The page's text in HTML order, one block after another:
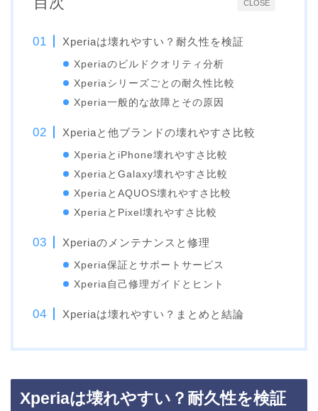
CLOSE
Xperiaは壊れやすい？耐久性を検証
Xperiaのビルドクオリティ分析
Xperiaシリーズごとの耐久性比較
Xperia一般的な故障とその原因
Xperiaと他ブランドの壊れやすさ比較
XperiaとiPhone壊れやすさ比較
XperiaとGalaxy壊れやすさ比較
XperiaとAQUOS壊れやすさ比較
XperiaとPixel壊れやすさ比較
Xperiaのメンテナンスと修理
Xperia保証とサポートサービス
Xperia自己修理ガイドとヒント
Xperiaは壊れやすい？まとめと結論
Xperiaは壊れやすい？耐久性を検証